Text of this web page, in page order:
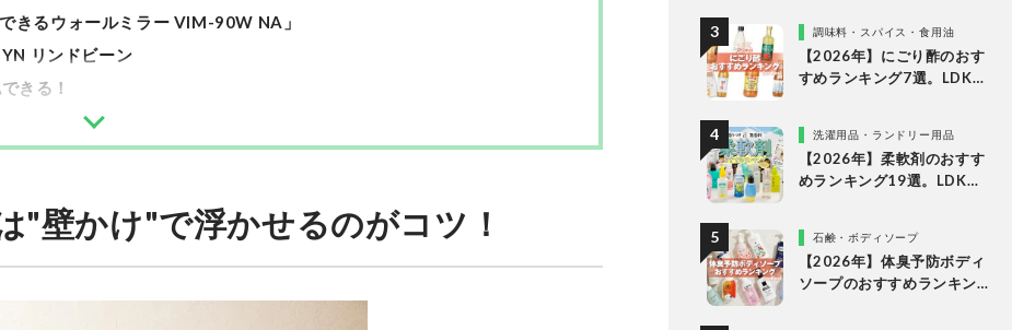
きるウォールミラー VIM-90W NA」
リンドビーン
きる！
"壁かけ"で浮かせるのがコツ！
検証調味料・スパイス・食用油
【2026年】にごり酢のおす
すめランキング7選。LDKが
洗濯用品・ランドリー用品
【2026年】柔軟剤のおすす
めランキング19選。LDKが
石鹸・ボディソープ
【2026年】体臭予防ボディ
ソープのおすすめランキン